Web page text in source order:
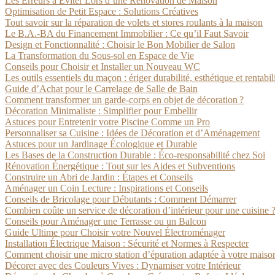
Optimisation de Petit Espace : Solutions Créatives
Tout savoir sur la réparation de volets et stores roulants à la maison
Le B.A.-BA du Financement Immobilier : Ce qu’il Faut Savoir
Design et Fonctionnalité : Choisir le Bon Mobilier de Salon
La Transformation du Sous-sol en Espace de Vie
Conseils pour Choisir et Installer un Nouveau WC
Les outils essentiels du maçon : ériger durabilité, esthétique et
Guide d’Achat pour le Carrelage de Salle de Bain
Comment transformer un garde-corps en objet de décoration ?
Décoration Minimaliste : Simplifier pour Embellir
Astuces pour Entretenir votre Piscine Comme un Pro
Personnaliser sa Cuisine : Idées de Décoration et d’Aménagement
Astuces pour un Jardinage Écologique et Durable
Les Bases de la Construction Durable : Éco-responsabilité chez Soi
Rénovation Énergétique : Tout sur les Aides et Subventions
Construire un Abri de Jardin : Étapes et Conseils
Aménager un Coin Lecture : Inspirations et Conseils
Conseils de Bricolage pour Débutants : Comment Démarrer
Combien coûte un service de décoration d’intérieur pour une cuisine ?
Conseils pour Aménager une Terrasse ou un Balcon
Guide Ultime pour Choisir votre Nouvel Électroménager
Installation Électrique Maison : Sécurité et Normes à Respecter
Comment choisir une micro station d’épuration adaptée à votre
Décorer avec des Couleurs Vives : Dynamiser votre Intérieur